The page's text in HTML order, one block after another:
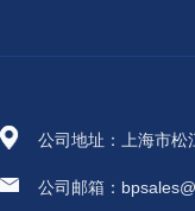
公司地址：上海市松
公司邮箱：